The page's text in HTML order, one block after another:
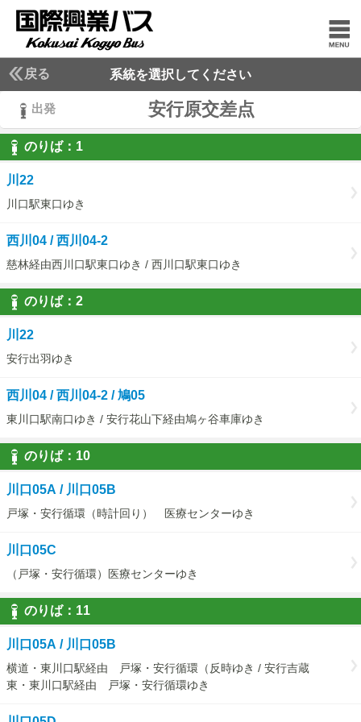
戻る 系統を選択してください
出発 安行原交差点
のりば： 1
1
川22
川口駅東口ゆき
西川04 / 西川04-2
慈林経由西川口駅東口ゆき / 西川口駅東口ゆき
のりば： 2
2
川22
安行出羽ゆき
西川04 / 西川04-2 / 鳩05
東川口駅南口ゆき / 安行花山下経由鳩ヶ谷車庫ゆき
のりば： 10
10
川口05A / 川口05B
戸塚・安行循環（時計回り） 医療センターゆき
川口05C
（戸塚・安行循環）医療センターゆき
のりば： 11
11
川口05A / 川口05B
横道・東川口駅経由 戸塚・安行循環（反時ゆき / 安行吉蔵
東・東川口駅経由 戸塚・安行循環ゆき